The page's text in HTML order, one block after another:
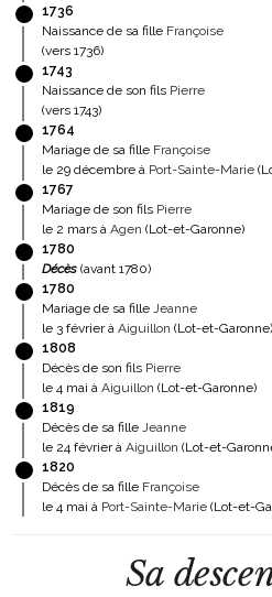
1736
Naissance de sa fille Françoise
(vers 1736)
1743
Naissance de son fils Pierre
(vers 1743)
1764
Mariage de sa fille Françoise
le 29 décembre à Port-Sainte-Marie
1767
Mariage de son fils Pierre
le 2 mars à Agen (Lot-et-Garonne)
1780
Décès (avant 1780)
1780
Mariage de sa fille Jeanne
le 3 février à Aiguillon (Lot-et-Garonne)
1808
Décès de son fils Pierre
le 4 mai à Aiguillon (Lot-et-Garonne)
1819
Décès de sa fille Jeanne
le 24 février à Aiguillon (Lot-et-
1820
Décès de sa fille Françoise
le 4 mai à Port-Sainte-Marie (Lot-et-
Sa